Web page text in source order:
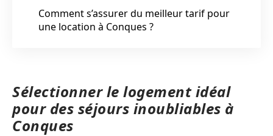
Comment s’assurer du meilleur tarif pour
une location à Conques ?
Sélectionner le logement idéal
pour des séjours inoubliables à
Conques